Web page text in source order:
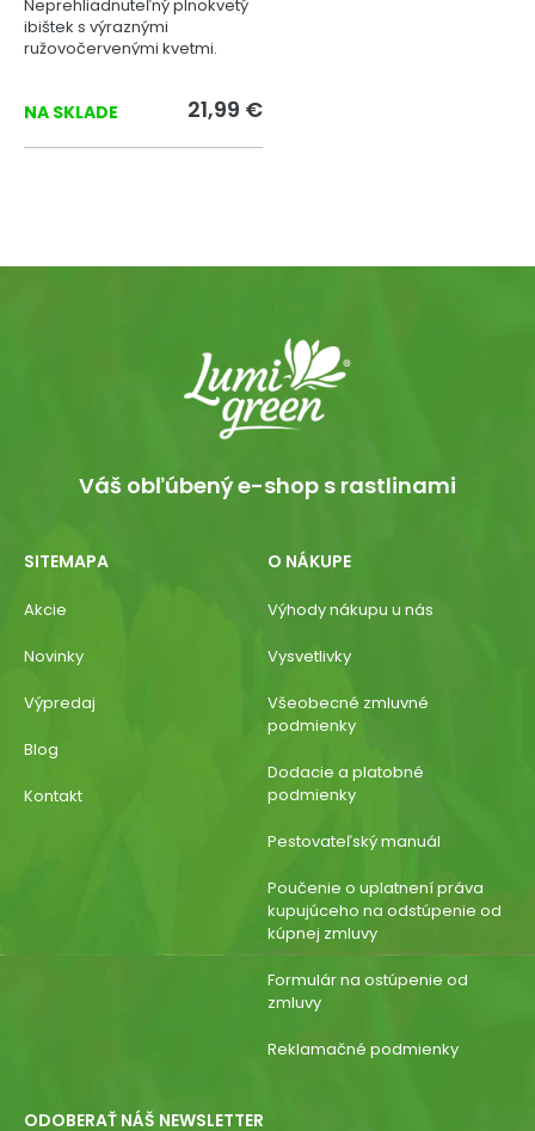
Neprehliadnuteľný plnokvetý
ibištek s výraznými
ružovočervenými kvetmi.
NA SKLADE 21,99 €
Váš obľúbený e-shop s rastlinami
SITEMAPA
Akcie
Novinky
Výpredaj
Blog
Kontakt
O NÁKUPE
Výhody nákupu u nás
Vysvetlivky
Všeobecné zmluvné
podmienky
Dodacie a platobné
podmienky
Pestovateľský manuál
Poučenie o uplatnení práva
kupujúceho na odstúpenie od
kúpnej zmluvy
Formulár na ostúpenie od
zmluvy
Reklamačné podmienky
ODOBERAŤ NÁŠ NEWSLETTER